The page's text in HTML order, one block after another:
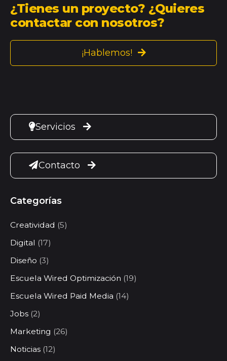
¿Tienes un proyecto? ¿Quieres
contactar con nosotros?
¡Hablemos!
Servicios
Contacto
Categorías
Creatividad (5)
Digital (17)
Diseño (3)
Escuela Wired Optimización (19)
Escuela Wired Paid Media (14)
Jobs (2)
Marketing (26)
Noticias (12)